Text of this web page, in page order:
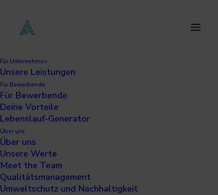
Für Unternehmen
Unsere Leistungen
Für Bewerbende
Für Bewerbende
Deine Vorteile
Lebenslauf-Generator
Über uns
Über uns
Unsere Werte
Meet the Team
Qualitätsmanagement
Umweltschutz und Nachhaltigkeit